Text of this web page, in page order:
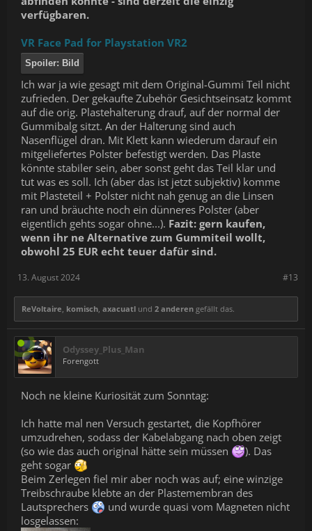
verfügbaren.
VR Face Pad for Playstation VR2
Spoiler: Bild
Ich war ja wie gesagt mit dem Original-Gummi Teil nicht
zufrieden. Der gekaufte Zubehör Gesichtseinsatz kommt
auf die orig. Plastehalterung drauf, auf der normal der
Gummibalg sitzt. An der Halterung sind auch
Nasenflügel dran. Mit Klett kann wiederum darauf ein
mitgeliefertes Polster befestigt werden. Das Plaste
könnte stabiler sein, aber sonst geht das Teil klar und
tut was es soll. Ich (aber das ist jetzt subjektiv) komme
mit Plasteteil + Polster nicht nah genug an die Linsen
ran und bräuchte noch ein dünneres Polster (aber
eigentlich gehts sogar ohne...). Fazit: gern kaufen,
wenn ihr ne Alternative zum Gummiteil wollt,
obwohl 25 EUR echt teuer dafür sind.
#13
13. August 2024
ReVoltaire, komisch, axacuatl und 2 anderen gefällt das.
Odyssey_Plus_Man
Forengott
Noch ne kleine Kuriosität zum Sonntag:
Ich hatte mal nen Versuch gestartet, die Kopfhörer
umzudrehen, sodass der Kabelabgang nach oben zeigt
(so wie das auch original hätte sein müssen
). Das
geht sogar
Beim Zerlegen fiel mir aber noch was auf; eine winzige
Treibschraube klebte an der Plastemembran des
Lautsprechers
und wurde quasi vom Magneten nicht
losgelassen: